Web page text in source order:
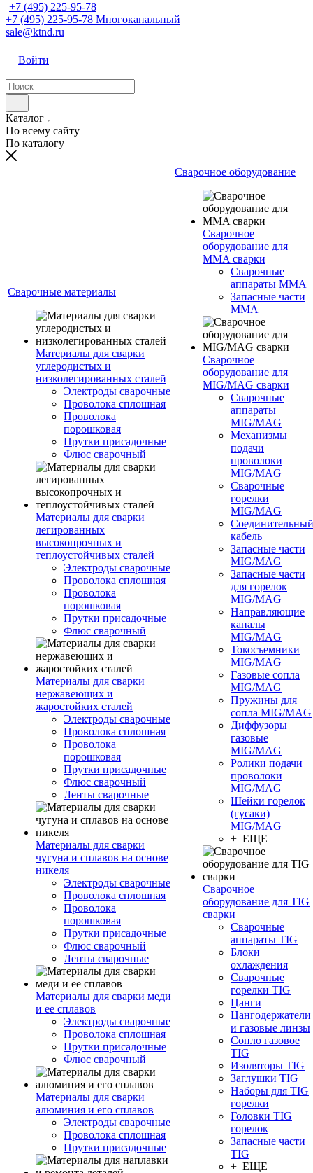
+7 (495) 225-95-78
+7 (495) 225-95-78 Многоканальный
sale@ktnd.ru
Войти
Каталог
По всему сайту
По каталогу
Сварочные материалы
Материалы для сварки
углеродистых и
низколегированных сталей
Электроды сварочные
Проволока сплошная
Проволока
порошковая
Прутки присадочные
Флюс сварочный
Материалы для сварки
легированных
высокопрочных и
теплоустойчивых сталей
Электроды сварочные
Проволока сплошная
Проволока
порошковая
Прутки присадочные
Флюс сварочный
Материалы для сварки
нержавеющих и
жаростойких сталей
Электроды сварочные
Проволока сплошная
Проволока
порошковая
Прутки присадочные
Флюс сварочный
Ленты сварочные
Материалы для сварки
чугуна и сплавов на основе
никеля
Электроды сварочные
Проволока сплошная
Проволока
порошковая
Прутки присадочные
Флюс сварочный
Ленты сварочные
Материалы для сварки меди
и ее сплавов
Электроды сварочные
Проволока сплошная
Прутки присадочные
Флюс сварочный
Материалы для сварки
алюминия и его сплавов
Электроды сварочные
Проволока сплошная
Прутки присадочные
Сварочное оборудование
Сварочное
оборудование для
MMA сварки
Сварочные
аппараты MMA
Запасные части
MMA
Сварочное
оборудование для
MIG/MAG сварки
Сварочные
аппараты
MIG/MAG
Механизмы
подачи
проволоки
MIG/MAG
Сварочные
горелки
MIG/MAG
Соединительный
кабель
Запасные части
MIG/MAG
Запасные части
для горелок
MIG/MAG
Направляющие
каналы
MIG/MAG
Токосъемники
MIG/MAG
Газовые сопла
MIG/MAG
Пружины для
сопла MIG/MAG
Диффузоры
газовые
MIG/MAG
Ролики подачи
проволоки
MIG/MAG
Шейки горелок
(гусаки)
MIG/MAG
+ ЕЩЕ
Сварочное
оборудование для TIG
сварки
Сварочные
аппараты TIG
Блоки
охлаждения
Сварочные
горелки TIG
Цанги
Цангодержатели
и газовые линзы
Сопло газовое
TIG
Изоляторы TIG
Заглушки TIG
Наборы для TIG
горелки
Головки TIG
горелок
Запасные части
TIG
+ ЕЩЕ